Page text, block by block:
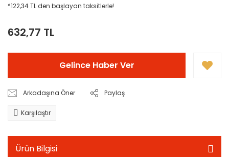
*122,34 TL den başlayan taksitlerle!
632,77 TL
Gelince Haber Ver
Arkadaşına Öner Paylaş
Karşılaştır
Ürün Bilgisi